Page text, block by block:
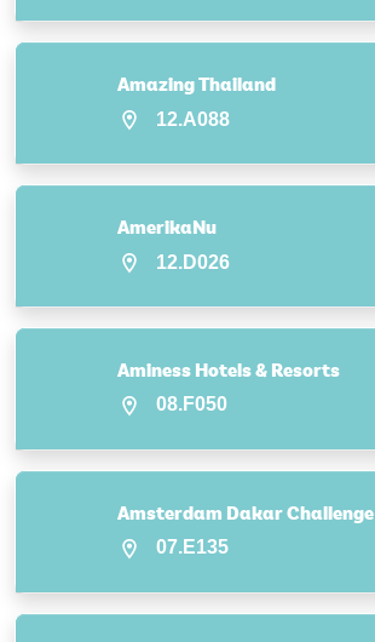
Amazing Thailand
12.A088
AmerikaNu
12.D026
Aminess Hotels & Resorts
08.F050
Amsterdam Dakar Challenge
07.E135